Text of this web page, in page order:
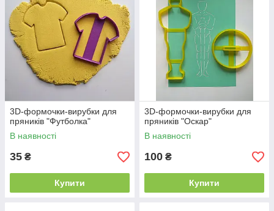
3D-формочки-вирубки для
пряників "Футболка"
В наявності
35 ₴
Купити
3D-формочки-вирубки для
пряників "Оскар"
В наявності
100 ₴
Купити